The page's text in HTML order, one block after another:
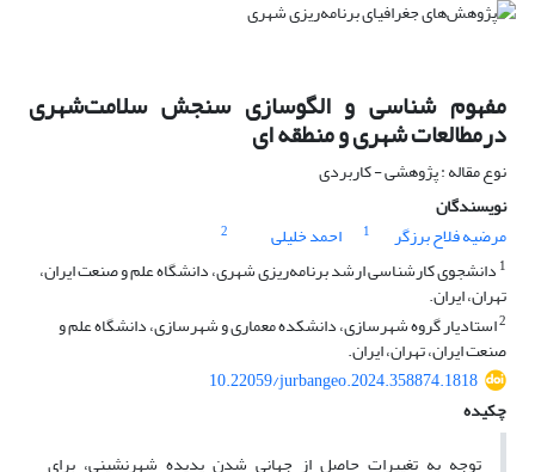
مفهوم شناسی و الگوسازی سنجش سلامت‌شهری
درمطالعات شهری و منطقه ای
نوع مقاله : پژوهشی - کاربردی
نویسندگان
مرضیه فلاح برزگر
1 احمد خلیلی
2
1 دانشجوی کارشناسی ارشد برنامه‌ریزی شهری، دانشگاه علم و صنعت ایران،
تهران، ایران.
2استادیار گروه شهرسازی، دانشکده معماری و شهرسازی، دانشگاه علم و
صنعت ایران، تهران، ایران.
10.22059/jurbangeo.2024.358874.1818
چکیده
توجه به تغییرات حاصل از جهانی شدن پدیده شهرنشینی، برای